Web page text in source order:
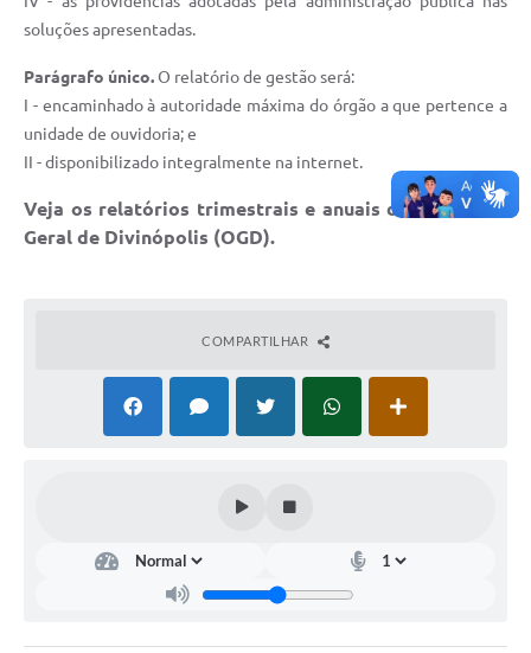
soluções apresentadas.
Parágrafo único.O relatório de gestão será:
I - encaminhado à autoridade máxima do órgão a que pertence a
unidade de ouvidoria; e
II - disponibilizado integralmente na internet.
Veja os relatórios trimestrais e anuais da Ouvidoria
Geral de Divinópolis (OGD).
COMPARTILHAR